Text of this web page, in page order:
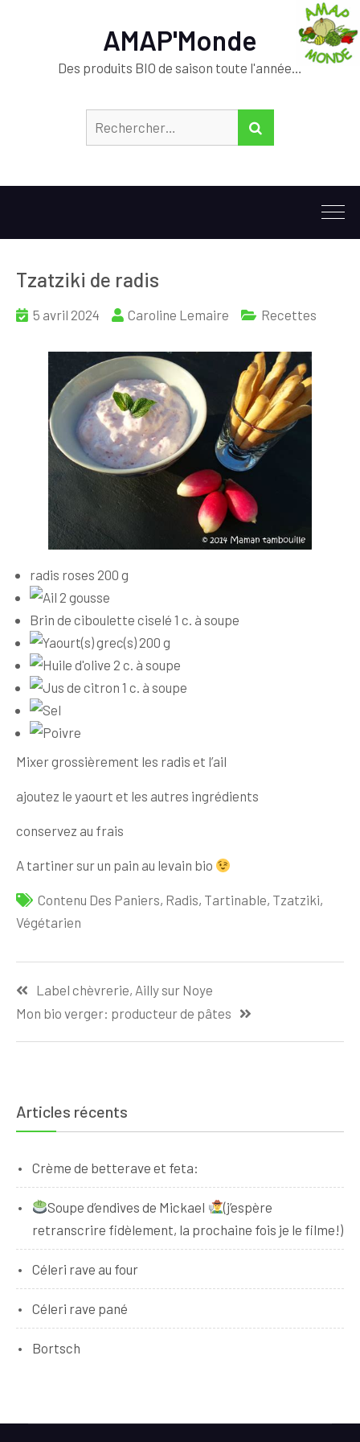
AMAP'Monde
Des produits BIO de saison toute l'année…
Tzatziki de radis
5 avril 2024 Caroline Lemaire Recettes
radis roses 200 g
2 gousse
Brin de ciboulette ciselé 1 c. à soupe
200 g
2 c. à soupe
1 c. à soupe
Mixer grossièrement les radis et l’ail
ajoutez le yaourt et les autres ingrédients
conservez au frais
A tartiner sur un pain au levain bio
Contenu Des Paniers, Radis, Tartinable, Tzatziki,
Végétarien
Label chèvrerie, Ailly sur Noye
Mon bio verger: producteur de pâtes
Articles récents
Crème de betterave et feta:
Soupe d’endives de Mickael
(j’espère
retranscrire fidèlement, la prochaine fois je le filme!)
Céleri rave au four
Céleri rave pané
Bortsch